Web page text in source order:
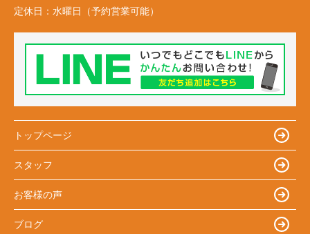
定休日： 水曜日（予約営業可能）
トップページ
スタッフ
お客様の声
ブログ